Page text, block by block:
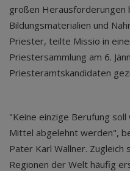
großen
Bildungsmaterialien und
Priester, teilte Missio in
Priestersammlung am 6.
Priesteramtskandidaten
"Keine einzige Berufung
Mittel abgelehnt werden",
Pater Karl Wallner.
Regionen der Welt häufig